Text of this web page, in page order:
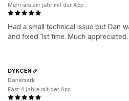
Had a small technical issue but Dan
and fixed 1st time. Much appreciated.
Mehr als ein jahr mit der App
DYKCEN
Dänemark
Fast 4 jahre mit der App